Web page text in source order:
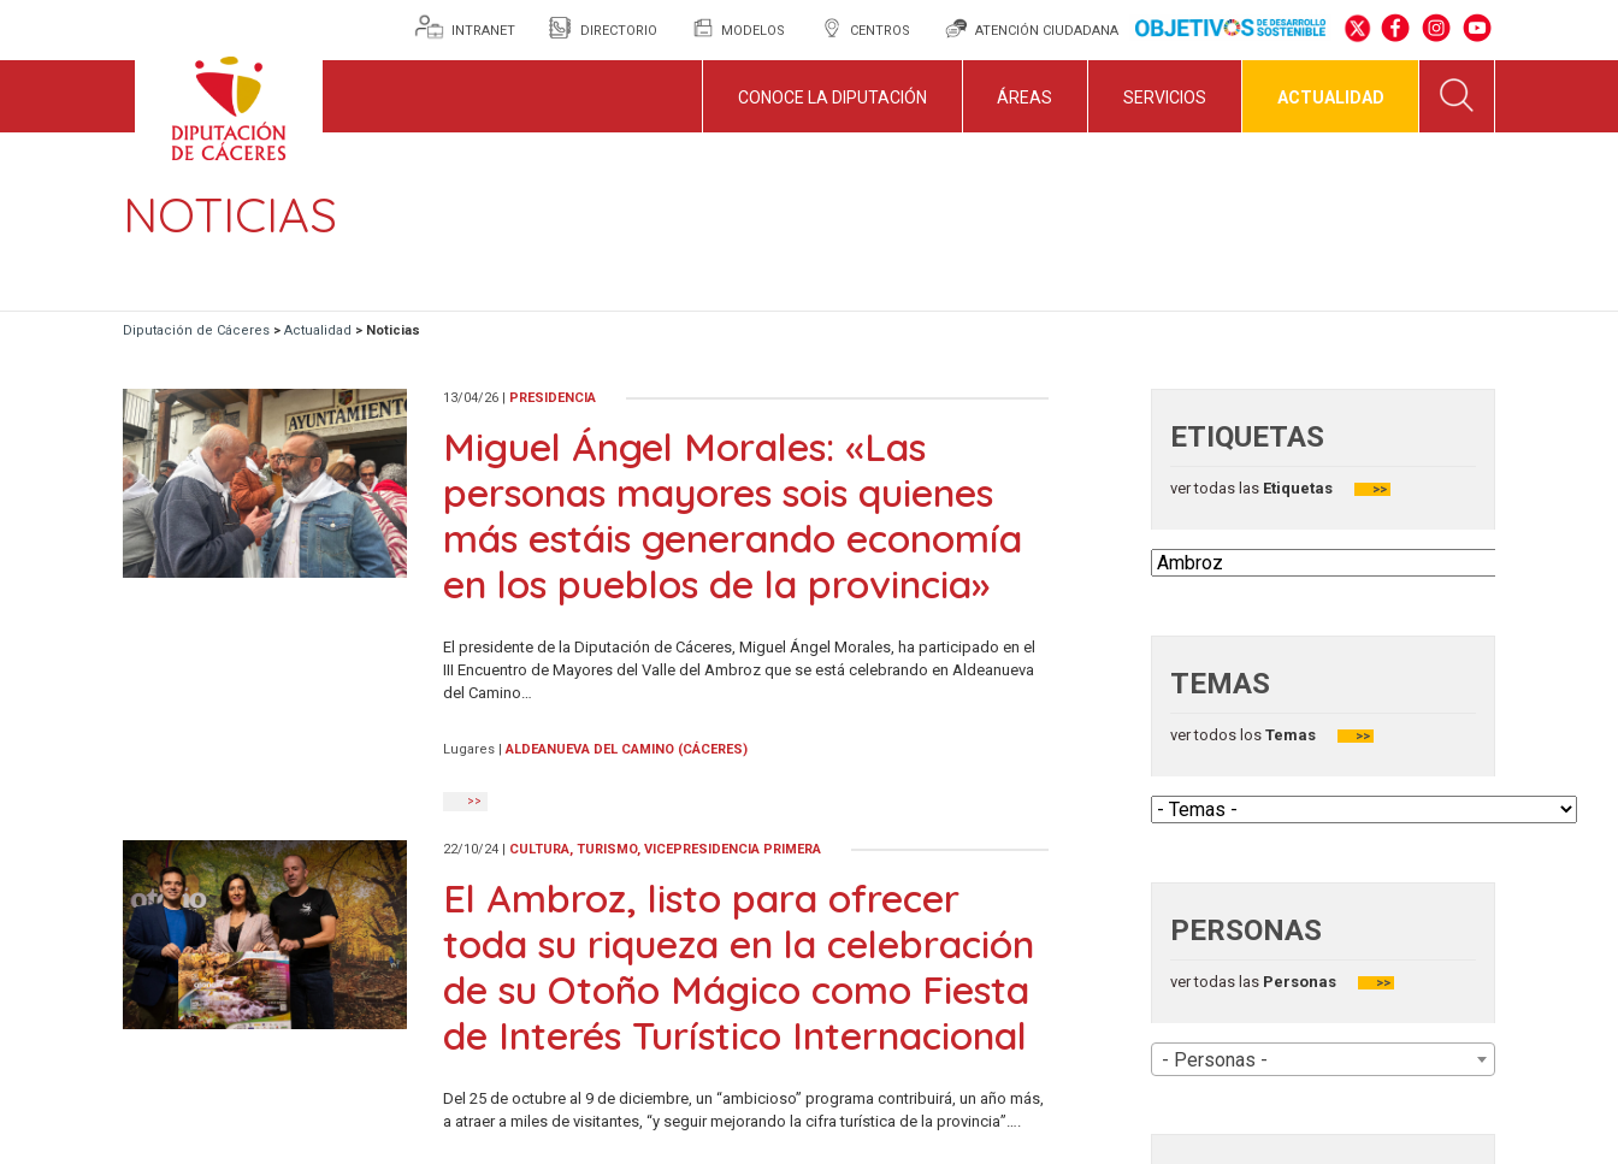
INTRANET DIRECTORIO MODELOS CENTROS ATENCIÓN CIUDADANA
CONOCE LA DIPUTACIÓN ÁREAS SERVICIOS ACTUALIDAD
NOTICIAS
Diputación de Cáceres > Actualidad > Noticias
13/04/26 | PRESIDENCIA
Miguel Ángel Morales: «Las
personas mayores sois quienes
más estáis generando economía
en los pueblos de la provincia»
El presidente de la Diputación de Cáceres, Miguel Ángel Morales, ha participado en el
III Encuentro de Mayores del Valle del Ambroz que se está celebrando en Aldeanueva
del Camino…
Lugares |ALDEANUEVA DEL CAMINO (CÁCERES)
>>
22/10/24 | CULTURA, TURISMO, VICEPRESIDENCIA PRIMERA
El Ambroz, listo para ofrecer
toda su riqueza en la celebración
de su Otoño Mágico como Fiesta
de Interés Turístico Internacional
Del 25 de octubre al 9 de diciembre, un “ambicioso” programa contribuirá, un año más,
a atraer a miles de visitantes, “y seguir mejorando la cifra turística de la provincia”….
ETIQUETAS
ver todas las Etiquetas >>
TEMAS
ver todos los Temas >>
PERSONAS
ver todas las Personas >>
- Personas -